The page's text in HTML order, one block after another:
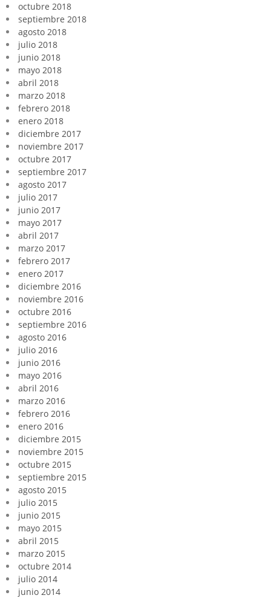
octubre 2018
septiembre 2018
agosto 2018
julio 2018
junio 2018
mayo 2018
abril 2018
marzo 2018
febrero 2018
enero 2018
diciembre 2017
noviembre 2017
octubre 2017
septiembre 2017
agosto 2017
julio 2017
junio 2017
mayo 2017
abril 2017
marzo 2017
febrero 2017
enero 2017
diciembre 2016
noviembre 2016
octubre 2016
septiembre 2016
agosto 2016
julio 2016
junio 2016
mayo 2016
abril 2016
marzo 2016
febrero 2016
enero 2016
diciembre 2015
noviembre 2015
octubre 2015
septiembre 2015
agosto 2015
julio 2015
junio 2015
mayo 2015
abril 2015
marzo 2015
octubre 2014
julio 2014
junio 2014